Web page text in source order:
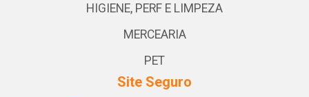
HIGIENE, PERF E LIMPEZA
MERCEARIA
PET
Site Seguro